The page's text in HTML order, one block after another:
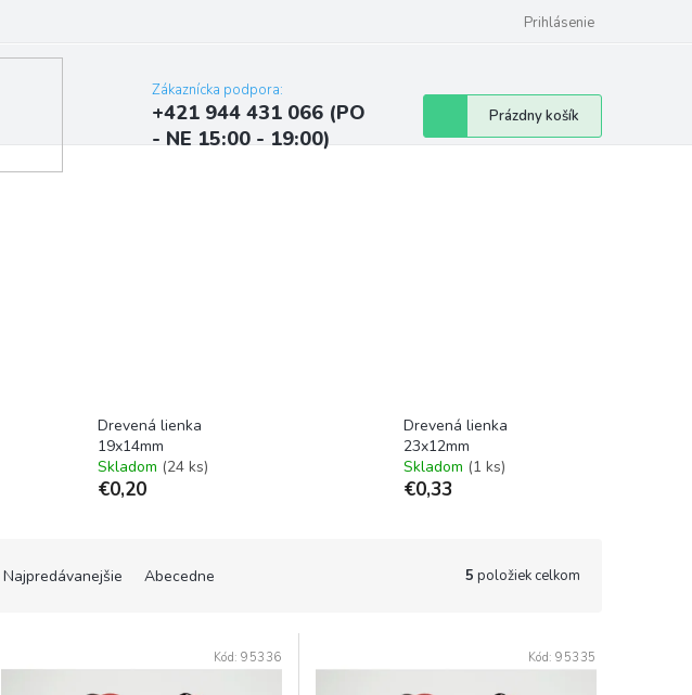
Najčastejšie otázky a odpovede
Prihlásenie
Zákaznícka podpora:
+421 944 431 066 (PO
- NE 15:00 - 19:00)
Nákupný
košík
Prázdny košík
Drevená lienka
19x14mm
Skladom (24 ks)
€0,20
Drevená lienka
23x12mm
Skladom (1 ks)
€0,33
Najpredávanejšie Abecedne 5 položiek celkom
Kód:95336 Kód:95335